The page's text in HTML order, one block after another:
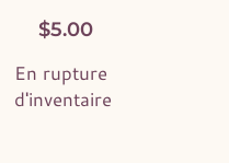
$5.00
En rupture
d'inventaire